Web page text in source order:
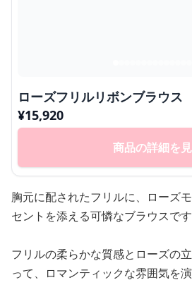
ローズフリルリボンブラウス
¥15,920
商品の詳細を
胸元に配されたフリルに、ローズ
セントを添える可憐なブラウスです
フリルの柔らかな質感とローズの
って、ロマンティックな雰囲気を演